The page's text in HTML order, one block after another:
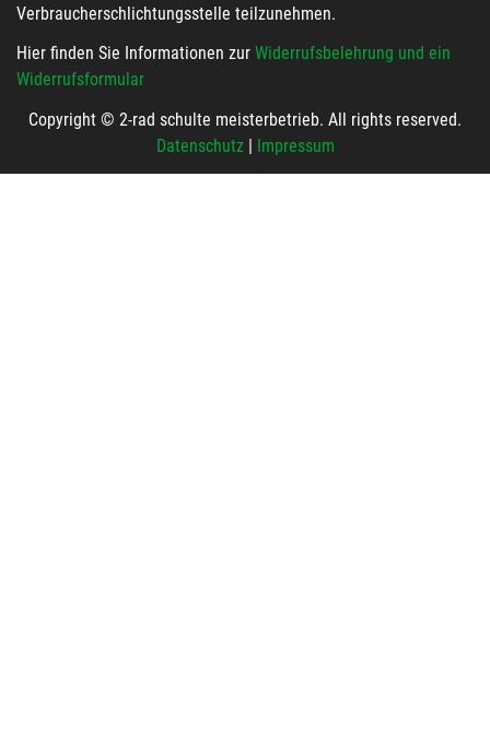
Verbraucherschlichtungsstelle teilzunehmen.
Hier finden Sie Informationen zur Widerrufsbelehrung und ein
Widerrufsformular
Copyright © 2-rad schulte meisterbetrieb. All rights reserved.
Datenschutz| Impressum